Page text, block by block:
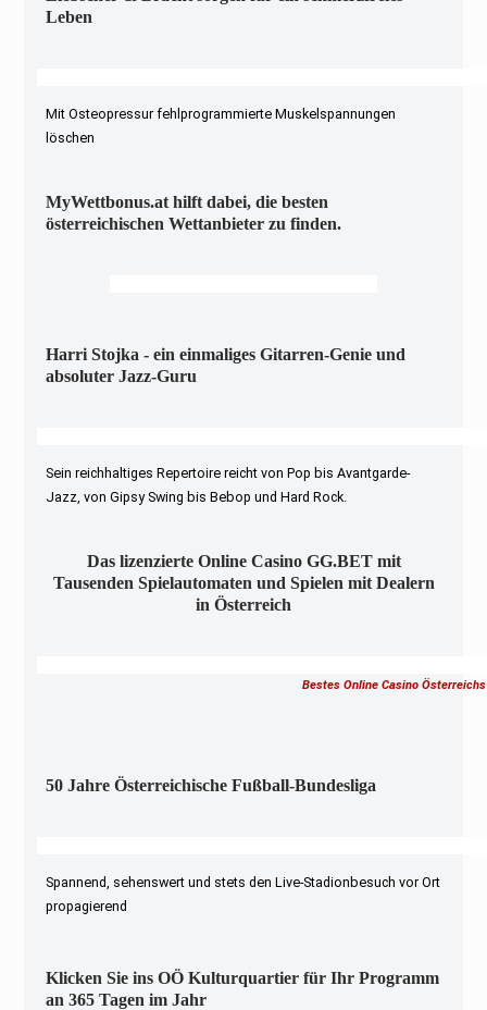
Leben
Mit Osteopressur fehlprogrammierte Muskelspannungen
löschen
MyWettbonus.at hilft dabei, die besten
österreichischen Wettanbieter zu finden.
Harri Stojka - ein einmaliges Gitarren-Genie und
absoluter Jazz-Guru
Sein reichhaltiges Repertoire reicht von Pop bis Avantgarde-
Jazz, von Gipsy Swing bis Bebop und Hard Rock.
Das lizenzierte Online Casino GG.BET mit
Tausenden Spielautomaten und Spielen mit Dealern
in Österreich
Bestes Online Casino Österreichs
50 Jahre Österreichische Fußball-Bundesliga
Spannend, sehenswert und stets den Live-Stadionbesuch vor Ort
propagierend
Klicken Sie ins OÖ Kulturquartier für Ihr Programm
an 365 Tagen im Jahr